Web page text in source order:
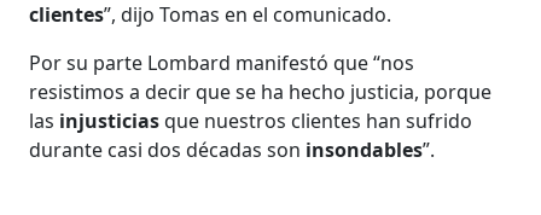
clientes”, dijo Tomas en el comunicado.
Por su parte Lombard manifestó que “nos
resistimos a decir que se ha hecho justicia, porque
las injusticiasque nuestros clientes han sufrido
durante casi dos décadas son insondables”.